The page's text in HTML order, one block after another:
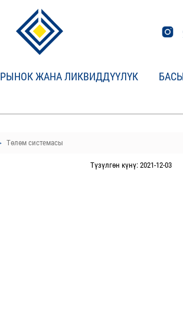
РЫНОК ЖАНА ЛИКВИДДҮҮЛҮК
Төлөм системасы
Түзүлгөн күнү: 2021-12-03